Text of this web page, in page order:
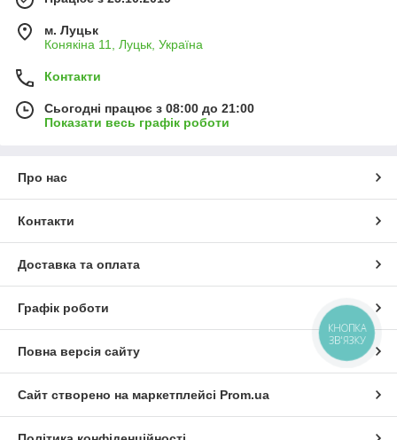
м. Луцьк
Конякіна 11, Луцьк, Україна
Контакти
Сьогодні працює з 08:00 до 21:00
Показати весь графік роботи
Про нас
Контакти
Доставка та оплата
Графік роботи
Повна версія сайту
Сайт створено на маркетплейсі Prom.ua
КНОПКА
ЗВ'ЯЗКУ